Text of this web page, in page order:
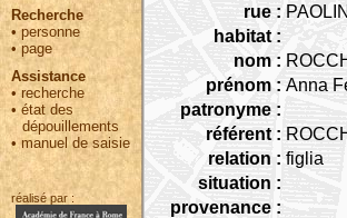
Recherche
• personne
•page
Assistance
• recherche
•état des
dépouillements
•manuel de saisie
réalisé par :
rue :
habitat :
nom :
prénom : Anna
patronyme :
référent :
relation : figlia
situation :
provenance :